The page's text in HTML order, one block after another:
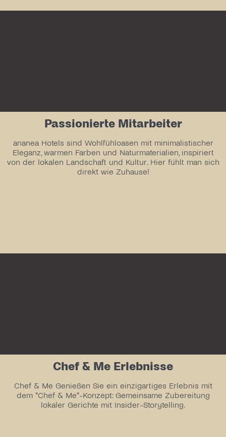
Passionierte Mitarbeiter
ananea Hotels sind Wohlfühloasen mit minimalistischer
Eleganz, warmen Farben und Naturmaterialien, inspiriert
von der lokalen Landschaft und Kultur. Hier fühlt man sich
direkt wie Zuhause!
Chef & Me Erlebnisse
Chef & Me Genießen Sie ein einzigartiges Erlebnis mit
dem "Chef & Me"-Konzept: Gemeinsame Zubereitung
lokaler Gerichte mit Insider-Storytelling.